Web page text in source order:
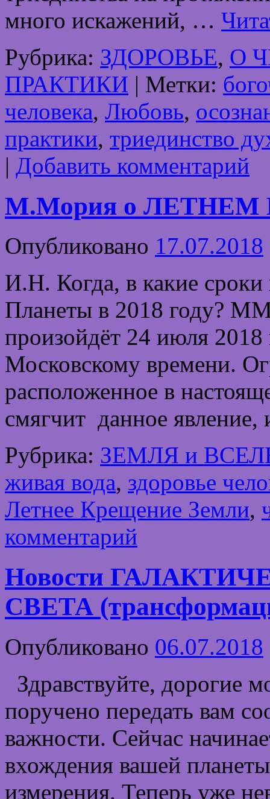
много искажений, …
Рубрика: ЗДОРОВЬЕ, О
ПРАКТИКИ | Метки:
человека, Любовь,
практики, триединство
| Добавить комментарий
М.Мория о
Опубликовано 17.07.2018
И.Н. Когда, в какие
Планеты в 2018 году?
произойдёт 24 июля 2018
Московскому времени.
расположенное в
смягчит данное
Рубрика: ЗЕМЛЯ и
живая вода, здоровье
Летнее Крещение Земли,
комментарий
Новости
СВЕТА
Опубликовано 06.07.2018
Здравствуйте, дорогие
поручено передать вам
важности. Сейчас
вхождения вашей
измерения. Теперь уже